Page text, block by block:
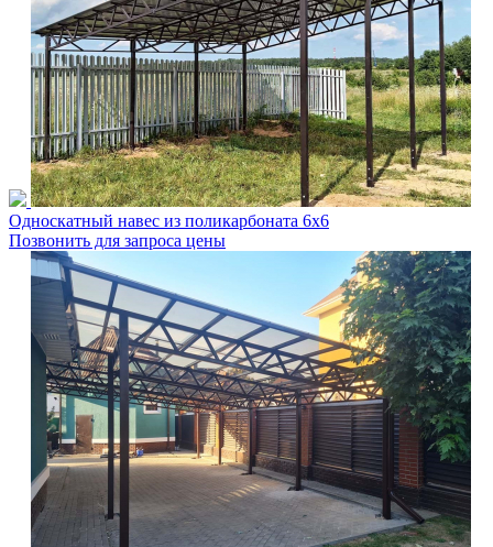
Односкатный навес из поликарбоната 6х6
Позвонить для запроса цены